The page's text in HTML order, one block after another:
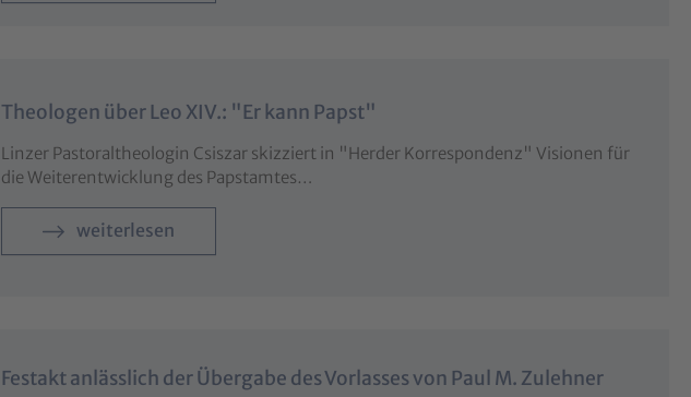
Theologen über Leo XIV.: "Er kann Papst"
Linzer Pastoraltheologin Csiszar skizziert in "Herder Korrespondenz" Visionen für
die Weiterentwicklung des Papstamtes…
weiterlesen
Festakt anlässlich der Übergabe des Vorlasses von Paul M. Zulehner